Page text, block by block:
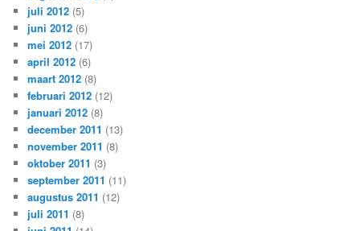
juli 2012 (5)
juni 2012 (6)
mei 2012 (17)
april 2012 (6)
maart 2012 (8)
februari 2012 (12)
januari 2012 (8)
december 2011 (13)
november 2011 (8)
oktober 2011 (3)
september 2011 (11)
augustus 2011 (12)
juli 2011 (8)